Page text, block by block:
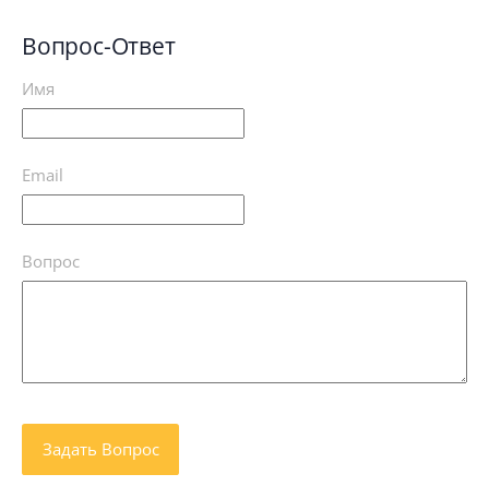
Вопрос-Ответ
Имя
Email
Вопрос